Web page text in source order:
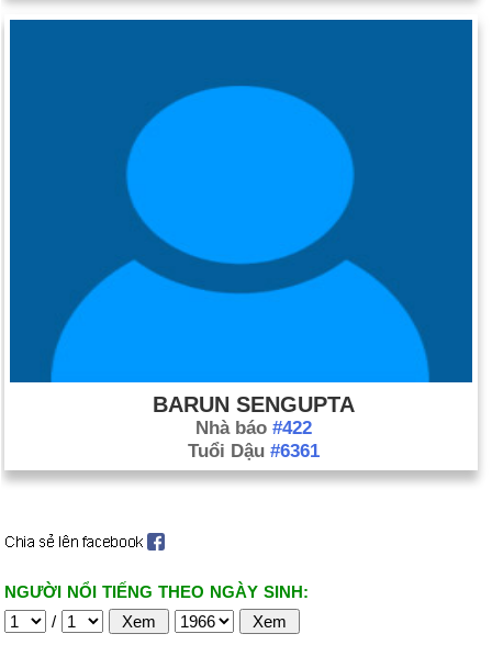
BARUN SENGUPTA
Nhà báo #422
Tuổi Dậu #6361
NGƯỜI NỔI TIẾNG THEO NGÀY SINH:
/